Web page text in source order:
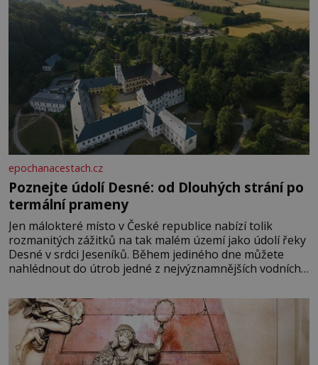
epochanacestach.cz
Poznejte údolí Desné: od Dlouhých strání po
termální prameny
Jen málokteré místo v České republice nabízí tolik
rozmanitých zážitků na tak malém území jako údolí řeky
Desné v srdci Jeseníků. Během jediného dne můžete
nahlédnout do útrob jedné z nejvýznamnějších vodních
se na koloběžce a den zakončit poznáváním památek ve
Velkých Losinách nebo v termálním